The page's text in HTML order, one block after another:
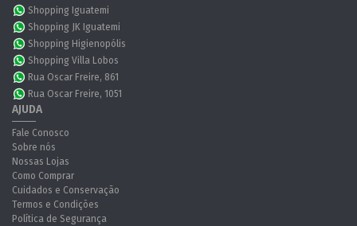
Shopping Iguatemi
Shopping JK Iguatemi
Shopping Higienopólis
Shopping Villa Lobos
Rua Oscar Freire, 861
Rua Oscar Freire, 1051
AJUDA
Fale Conosco
Sobre nós
Nossas Lojas
Como Comprar
Cuidados e Conservação
Termos e Condições
Política de Segurança